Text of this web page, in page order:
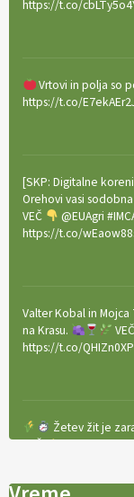
https://t.co/
Vrtovi in polja so
https://t.co/
[SKP: Digitalne
Orehovi vasi
VEČ
@EUAgri
https://t.co/
Valter Kobal in
na Krasu.
VEČ
https://t.co/
Žetev žit je
VEČ
https://t.co/